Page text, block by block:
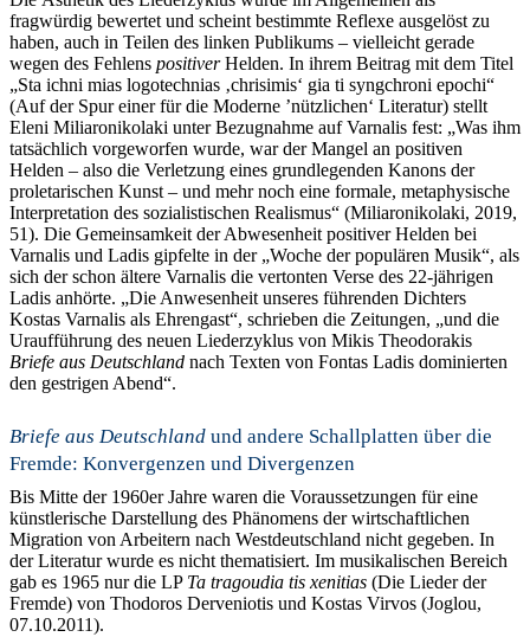
fragwürdig bewertet und scheint bestimmte Reflexe ausgelöst zu
haben, auch in Teilen des linken Publikums – vielleicht gerade
wegen des Fehlens positiverHelden. In ihrem Beitrag mit dem Titel
„Sta ichni mias logotechnias ‚chrisimis‘ gia ti syngchroni epochi“
(Auf der Spur einer für die Moderne ’nützlichen‘ Literatur) stellt
Eleni Miliaronikolaki unter Bezugnahme auf Varnalis fest: „Was ihm
tatsächlich vorgeworfen wurde, war der Mangel an positiven
Helden – also die Verletzung eines grundlegenden Kanons der
proletarischen Kunst – und mehr noch eine formale, metaphysische
Interpretation des sozialistischen Realismus“ (Miliaronikolaki, 2019,
51). Die Gemeinsamkeit der Abwesenheit positiver Helden bei
Varnalis und Ladis gipfelte in der „Woche der populären Musik“, als
sich der schon ältere Varnalis die vertonten Verse des 22-jährigen
Ladis anhörte. „Die Anwesenheit unseres führenden Dichters
Kostas Varnalis als Ehrengast“, schrieben die Zeitungen, „und die
Uraufführung des neuen Liederzyklus von Mikis Theodorakis
Briefe aus Deutschland nach Texten von Fontas Ladis dominierten
den gestrigen Abend“.
Briefe aus Deutschland und andere Schallplatten über die
Fremde: Konvergenzen und Divergenzen
Bis Mitte der 1960er Jahre waren die Voraussetzungen für eine
künstlerische Darstellung des Phänomens der wirtschaftlichen
Migration von Arbeitern nach Westdeutschland nicht gegeben. In
der Literatur wurde es nicht thematisiert. Im musikalischen Bereich
gab es 1965 nur die LP Ta tragoudia tis xenitias (Die Lieder der
Fremde) von Thodoros Derveniotis und Kostas Virvos (Joglou,
07.10.2011).